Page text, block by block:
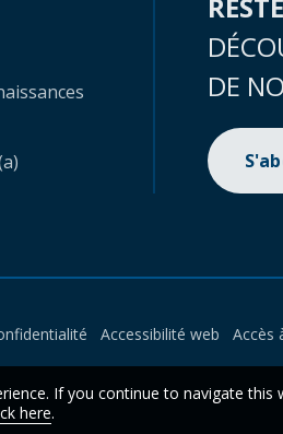
DE
Accessibilité web Accès
If you continue to navigate this
here.